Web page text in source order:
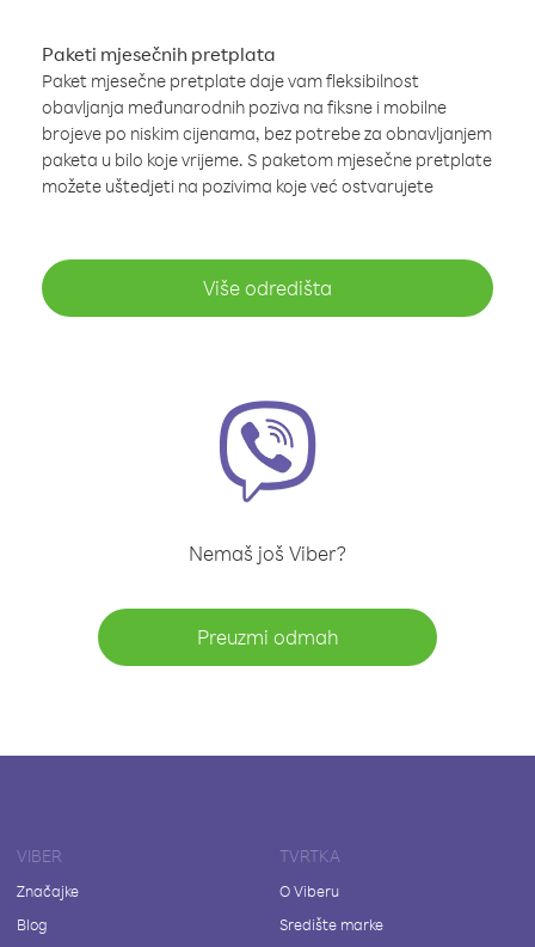
Paketi mjesečnih pretplata
Paket mjesečne pretplate daje vam fleksibilnost
obavljanja međunarodnih poziva na fiksne i mobilne
brojeve po niskim cijenama, bez potrebe za obnavljanjem
paketa u bilo koje vrijeme. S paketom mjesečne pretplate
možete uštedjeti na pozivima koje već ostvarujete
Više odredišta
Nemaš još Viber?
Preuzmi odmah
VIBER
Značajke
Blog
TVRTKA
O Viberu
Središte marke